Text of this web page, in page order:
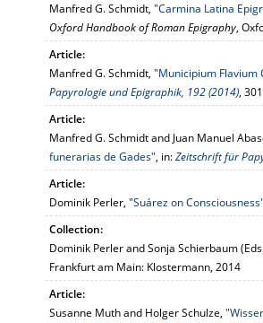
Manfred G. Schmidt, "Carmina Latina
Oxford Handbook of Roman Epigraphy,
Article:
Manfred G. Schmidt, "Municipium Flavium
Papyrologie und Epigraphik, 192 (2014),
Article:
Manfred G. Schmidt and Juan Manuel
funerarias de Gades", in:Zeitschrift für
Article:
Dominik Perler, "Suárez on Consciousness"
Collection:
Dominik Perler and Sonja Schierbaum
Frankfurt am Main: Klostermann, 2014
Article:
Susanne Muth and Holger Schulze,